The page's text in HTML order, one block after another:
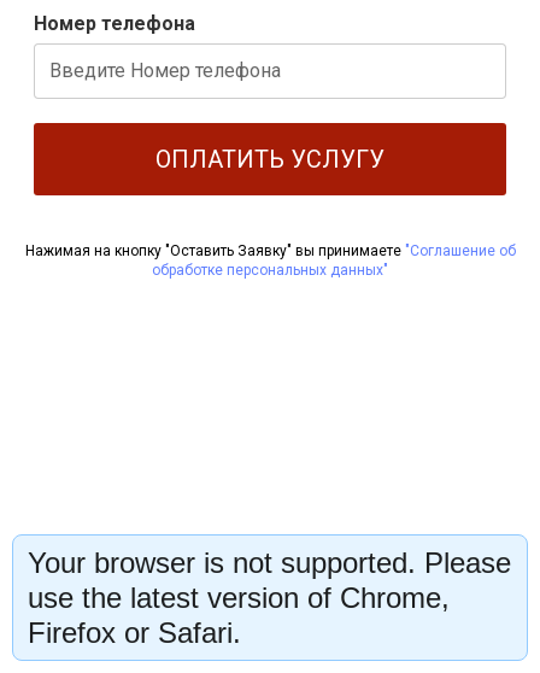
Номер телефона
ОПЛАТИТЬ УСЛУГУ
Нажимая на кнопку "Оставить Заявку" вы принимаете "Соглашение об
обработке персональных данных"
Your browser is not supported. Please
use the latest version of Chrome,
Firefox or Safari.